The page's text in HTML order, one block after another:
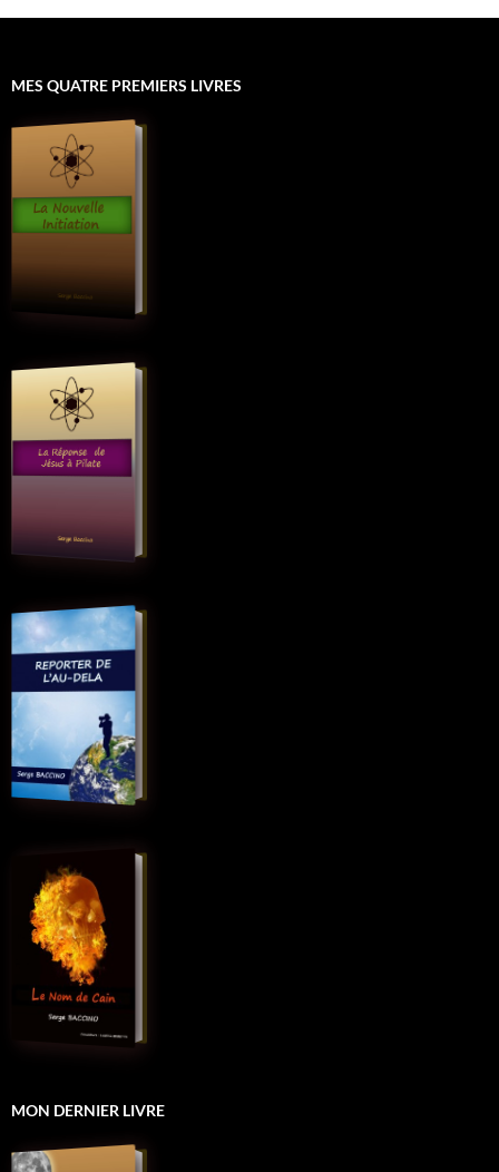
MES QUATRE PREMIERS LIVRES
MON DERNIER LIVRE